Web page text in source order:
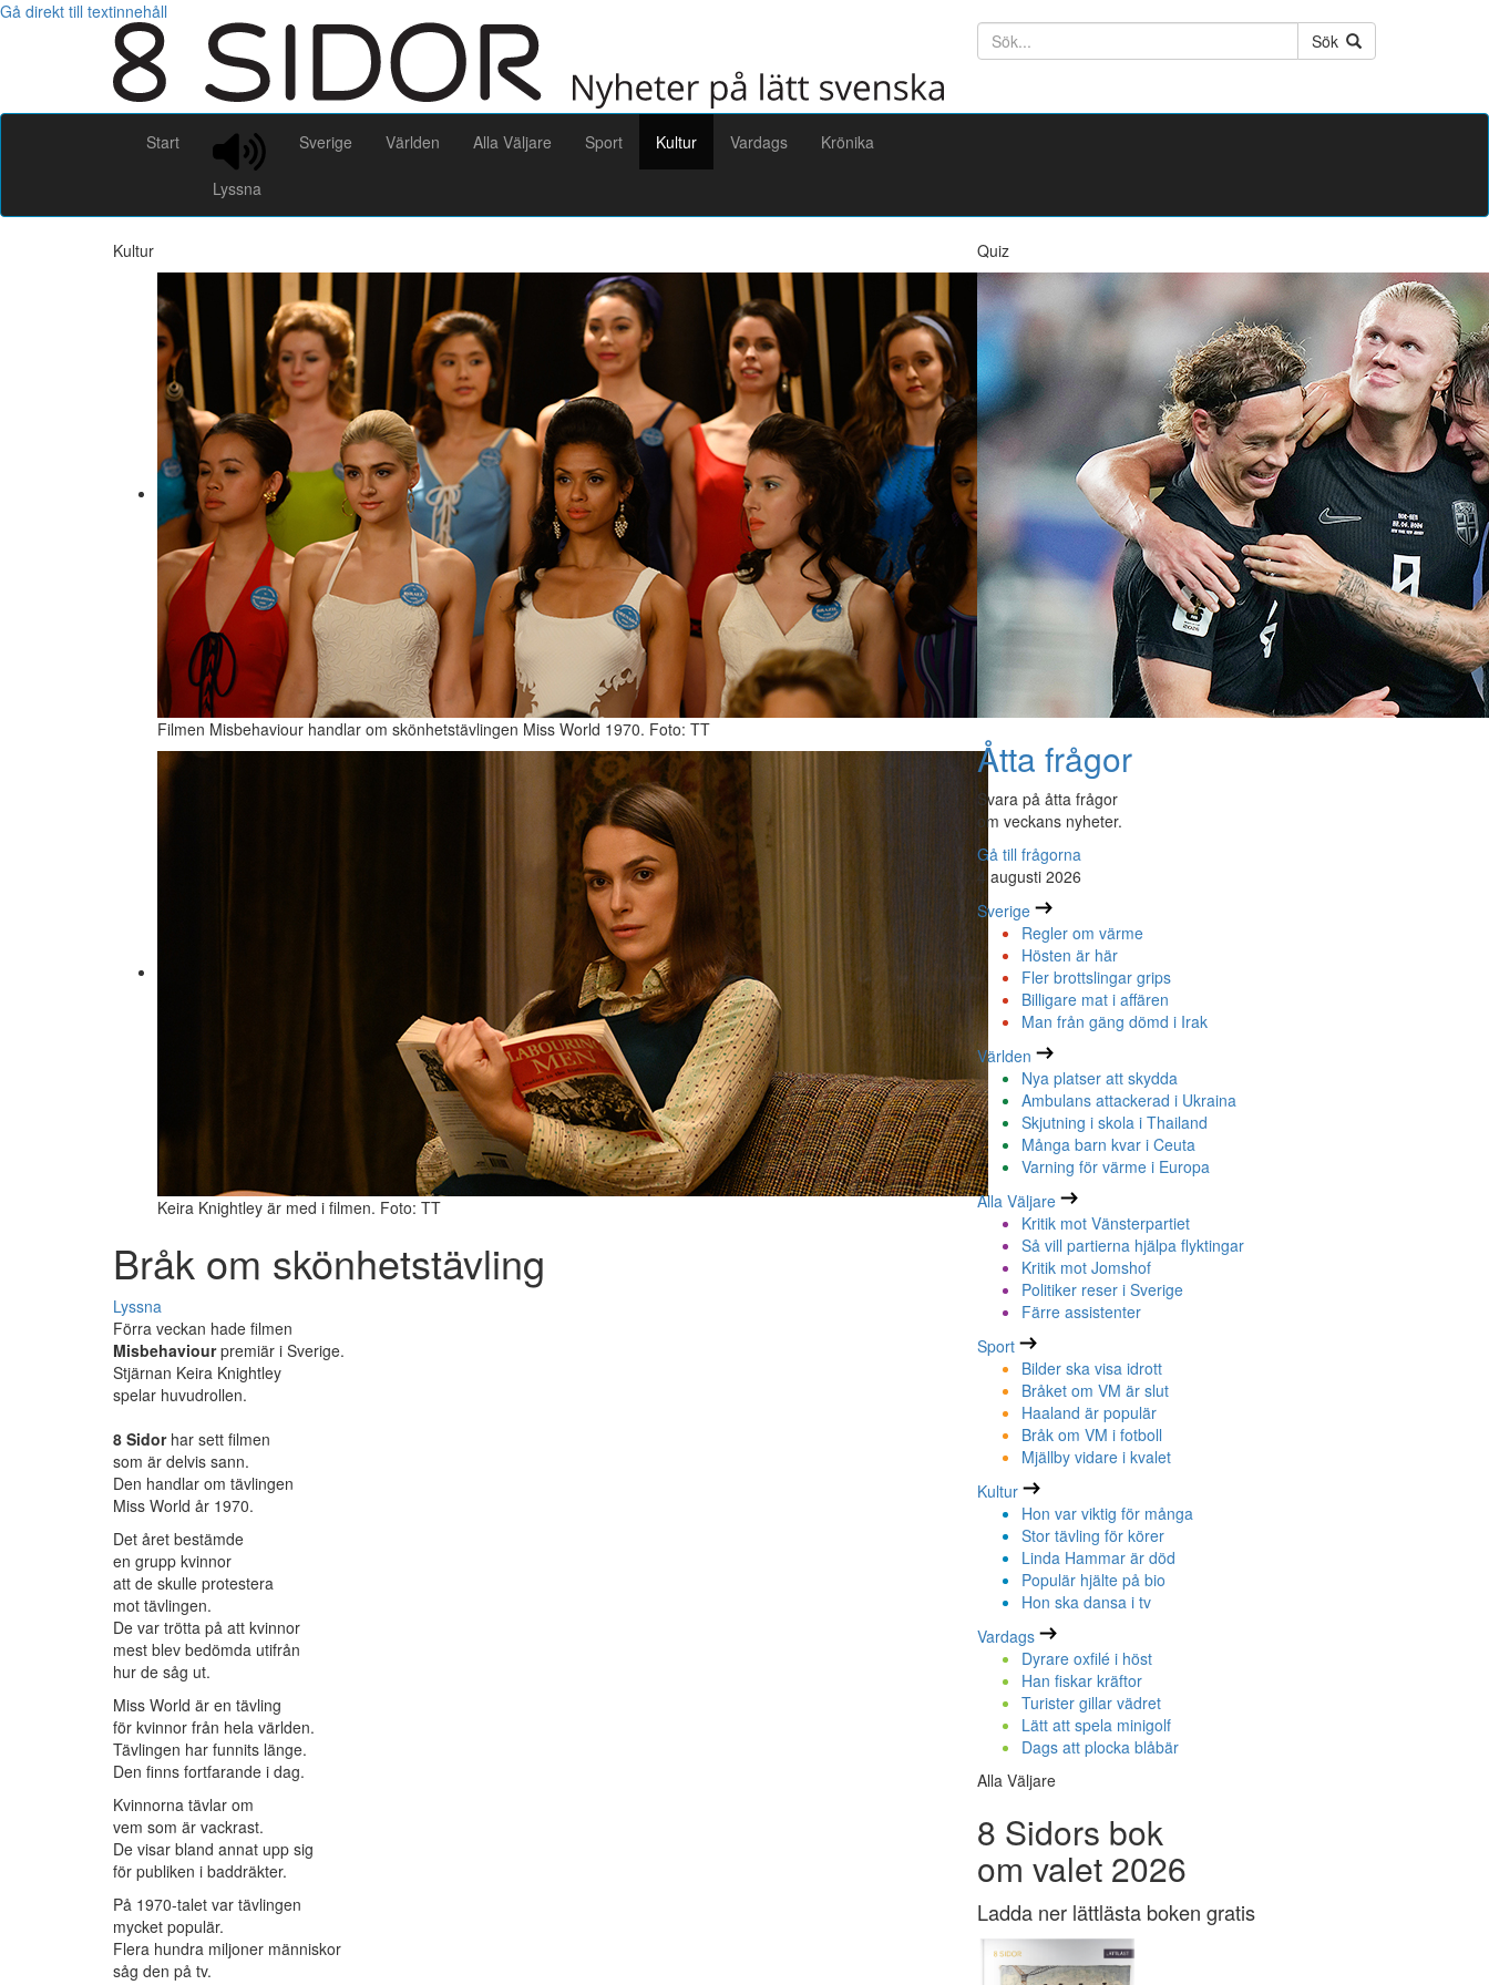
Gå direkt till textinnehåll
Söktext
Sök
Start
Lyssna
Sverige Världen Alla Väljare Sport Kultur Vardags Krönika
Kultur
Filmen Misbehaviour handlar om skönhetstävlingen Miss World 1970. Foto: TT
Keira Knightley är med i filmen. Foto: TT
Bråk om skönhetstävling
Lyssna
Förra veckan hade filmen
Misbehaviourpremiär i Sverige.
Stjärnan Keira Knightley
spelar huvudrollen.
8 Sidorhar sett filmen
som är delvis sann.
Den handlar om tävlingen
Miss World år 1970.
Det året bestämde
en grupp kvinnor
att de skulle protestera
mot tävlingen.
De var trötta på att kvinnor
mest blev bedömda utifrån
hur de såg ut.
Miss World är en tävling
för kvinnor från hela världen.
Tävlingen har funnits länge.
Den finns fortfarande i dag.
Kvinnorna tävlar om
vem som är vackrast.
De visar bland annat upp sig
för publiken i baddräkter.
På 1970-talet var tävlingen
mycket populär.
Flera hundra miljoner människor
såg den på tv.
Quiz
Åtta frågor
Svara på åtta frågor
om veckans nyheter.
Gå till frågorna
4 augusti 2026
Sverige
Regler om värme
Hösten är här
Fler brottslingar grips
Billigare mat i affären
Man från gäng dömd i Irak
Världen
Nya platser att skydda
Ambulans attackerad i Ukraina
Skjutning i skola i Thailand
Många barn kvar i Ceuta
Varning för värme i Europa
Alla Väljare
Kritik mot Vänsterpartiet
Så vill partierna hjälpa flyktingar
Kritik mot Jomshof
Politiker reser i Sverige
Färre assistenter
Sport
Bilder ska visa idrott
Bråket om VM är slut
Haaland är populär
Bråk om VM i fotboll
Mjällby vidare i kvalet
Kultur
Hon var viktig för många
Stor tävling för körer
Linda Hammar är död
Populär hjälte på bio
Hon ska dansa i tv
Vardags
Dyrare oxfilé i höst
Han fiskar kräftor
Turister gillar vädret
Lätt att spela minigolf
Dags att plocka blåbär
Alla Väljare
8 Sidors bok
om valet 2026
Ladda ner lättlästa boken gratis